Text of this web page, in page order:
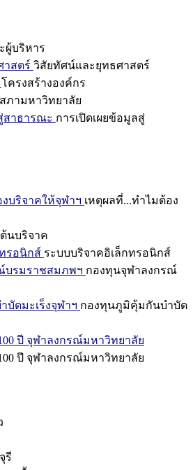
ผู้บริหาร
าสตร์ วิสัยทัศน์และยุทธศาสตร์
โครงสร้างองค์กร
สภามหาวิทยาลัย
สาธารณะ การเปิดเผยข้อมูลสู่
บริจาคให้จุฬาฯ เหตุผลที่...ทำไมต้อง
ต้นบริจาค
รอนิกส์ ระบบบริจาคอิเล็กทรอนิกส์
บรมราชสมภพฯ กองทุนจุฬาลงกรณ์
ดมะเร็งจุฬาฯ กองทุนภูมิคุ้มกันบำบัด
ปี จุฬาลงกรณ์มหาวิทยาลัย
ปี จุฬาลงกรณ์มหาวิทยาลัย
รี